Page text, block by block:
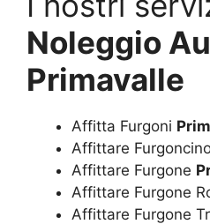
Noleggio
Primavalle
Affitta Furgoni
Affittare
Affittare Furgone
Affittare Furgone
Affittare Furgone